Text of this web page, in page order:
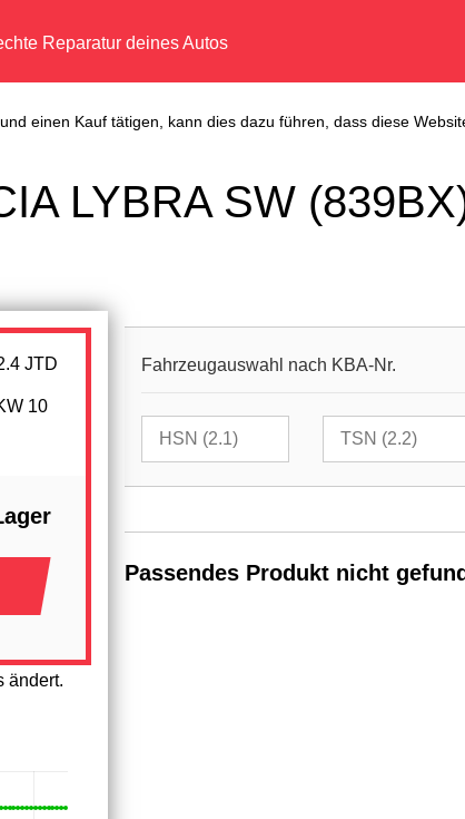
Reparatur deines Autos
einen Kauf tätigen, kann dies dazu führen, dass diese
LYBRA SW
10
ändert.
Fahrzeugauswahl nach KBA-Nr.
Passendes Produkt nicht